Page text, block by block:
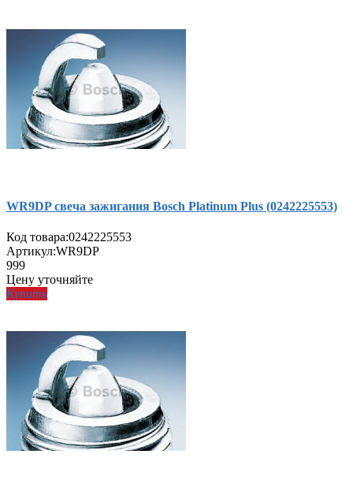
WR9DP свеча зажигания Bosch Platinum Plus (0242225553)
Код товара:0242225553
Артикул:WR9DP
999
Цену уточняйте
Купить